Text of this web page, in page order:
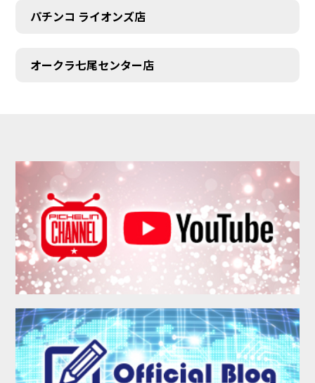
パチンコ ライオンズ店
オークラ七尾センター店